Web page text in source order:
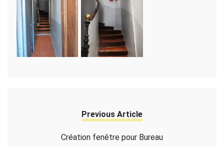
Previous Article
Création fenêtre pour Bureau